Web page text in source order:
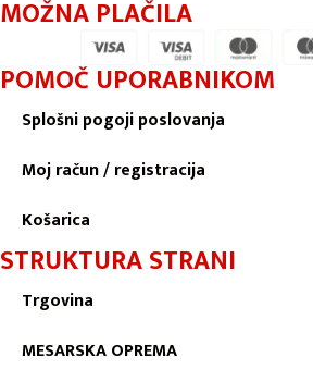
MOŽNA PLAČILA
POMOČ UPORABNIKOM
Splošni pogoji poslovanja
Moj račun / registracija
Košarica
STRUKTURA STRANI
Trgovina
MESARSKA OPREMA